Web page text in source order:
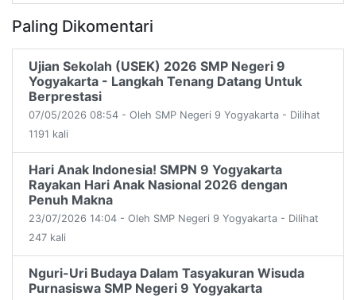
Paling Dikomentari
Ujian Sekolah (USEK) 2026 SMP Negeri 9
Yogyakarta - Langkah Tenang Datang Untuk
Berprestasi
07/05/2026 08:54 - Oleh SMP Negeri 9 Yogyakarta - Dilihat
1191 kali
Hari Anak Indonesia! SMPN 9 Yogyakarta
Rayakan Hari Anak Nasional 2026 dengan
Penuh Makna
23/07/2026 14:04 - Oleh SMP Negeri 9 Yogyakarta - Dilihat
247 kali
Nguri-Uri Budaya Dalam Tasyakuran Wisuda
Purnasiswa SMP Negeri 9 Yogyakarta